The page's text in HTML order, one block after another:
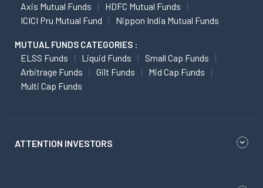
Axis Mutual Funds
HDFC Mutual Funds
ICICI Pru Mutual Fund
Nippon India Mutual Funds
MUTUAL FUNDS CATEGORIES :
ELSS Funds Liquid Funds
Small Cap Funds
Arbitrage Funds
Gilt Funds
Mid Cap Funds
Multi Cap Funds
ATTENTION INVESTORS